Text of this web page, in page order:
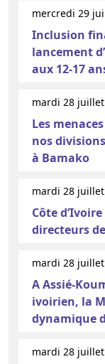
mercredi 29
Inclusion
lancement
aux 12-17
mardi 28
Les
nos
à Bamako
mardi 28
Côte
directeurs
mardi 28
A Assié-
ivoirien, la
dynamique
mardi 28